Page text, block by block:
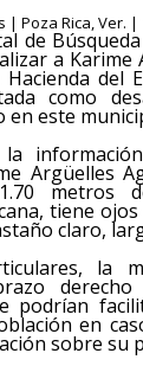
Poza Rica, Ver. |
de
a Karime
del
como
en este
Argüelles
metros
tiene
claro,
la
podrían
en
sobre su